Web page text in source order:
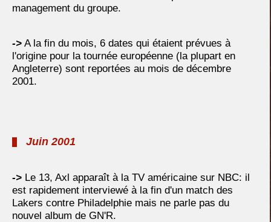
management du groupe.
-> A la fin du mois, 6 dates qui étaient prévues à
l'origine pour la tournée européenne (la plupart en
Angleterre) sont reportées au mois de décembre
2001.
Juin 2001
-> Le 13, Axl apparaît à la TV américaine sur NBC: il
est rapidement interviewé à la fin d'un match des
Lakers contre Philadelphie mais ne parle pas du
nouvel album de GN'R.